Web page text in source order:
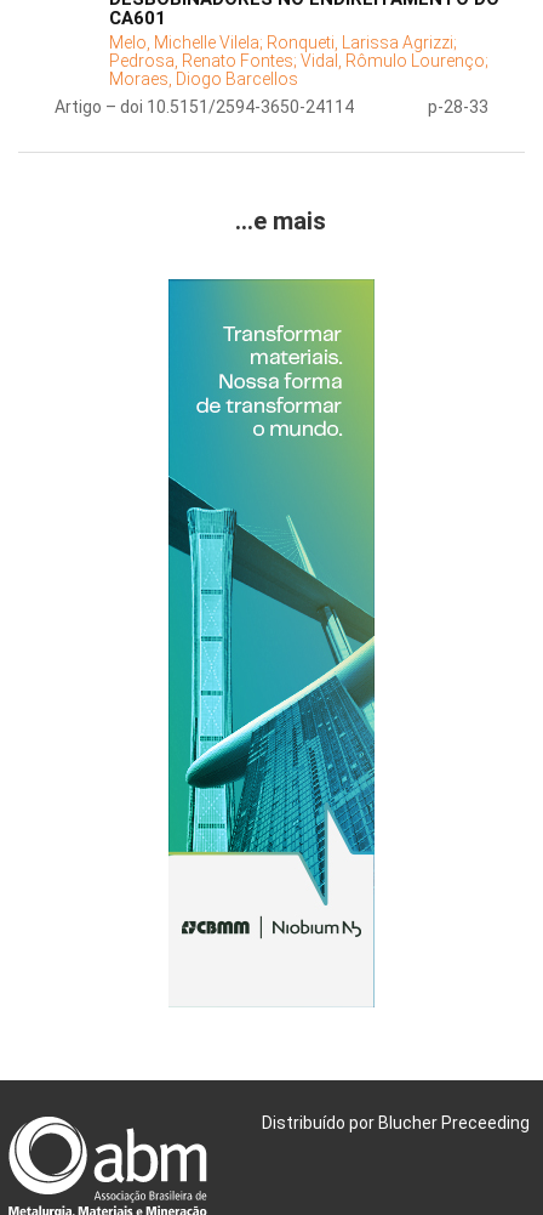
CA601
Melo, Michelle Vilela; Ronqueti, Larissa Agrizzi;
Pedrosa, Renato Fontes; Vidal, Rômulo Lourenço;
Moraes, Diogo Barcellos
Artigo – doi 10.5151/2594-3650-24114
p-28-33
...e mais
Distribuído por Blucher Preceeding